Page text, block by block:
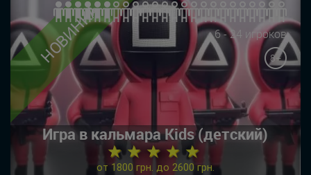
НОВИНКА 6 - 24 игроков
8+
Игра в кальмара Kids (детский)
★ ★ ★ ★ ★
от 1800 грн. до 2600 грн.